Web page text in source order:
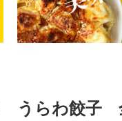
うらわ餃子